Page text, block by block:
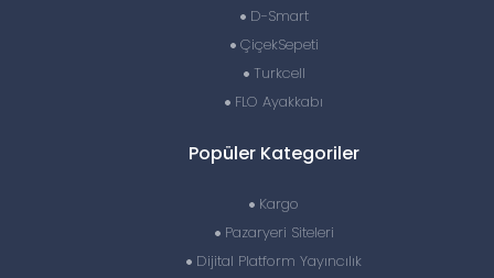
D-Smart
ÇiçekSepeti
Turkcell
FLO Ayakkabı
Popüler Kategoriler
Kargo
Pazaryeri Siteleri
Dijital Platform Yayıncılık